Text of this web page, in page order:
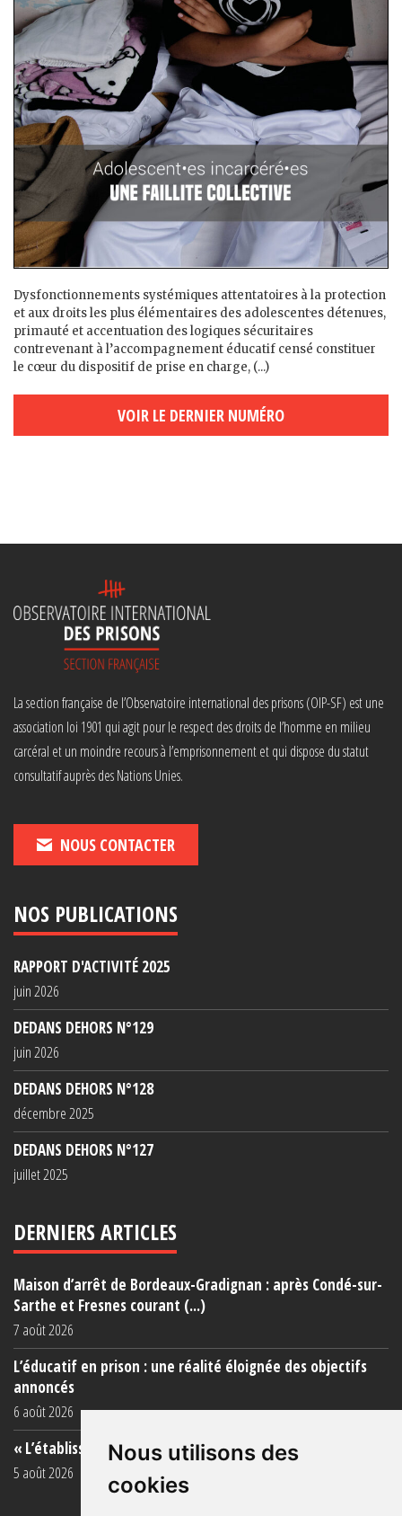
Nous utilisons des
cookies
Dysfonctionnements systémiques attentatoires à la protection
et aux droits les plus élémentaires des adolescent·es détenu·es,
primauté et accentuation des logiques sécuritaires
contrevenant à l’accompagnement éducatif censé constituer
le cœur du dispositif de prise en charge, (...)
VOIR LE DERNIER NUMÉRO
La section française de l’Observatoire international des prisons (OIP-SF) est une
association loi 1901 qui agit pour le respect des droits de l’homme en milieu
carcéral et un moindre recours à l’emprisonnement et qui dispose du statut
consultatif auprès des Nations Unies.
NOUS CONTACTER
NOS PUBLICATIONS
RAPPORT D'ACTIVITÉ 2025
juin 2026
DEDANS DEHORS N°129
juin 2026
DEDANS DEHORS N°128
décembre 2025
DEDANS DEHORS N°127
juillet 2025
DERNIERS ARTICLES
Maison d’arrêt de Bordeaux-Gradignan : après Condé-sur-
Sarthe et Fresnes courant (...)
7 août 2026
L’éducatif en prison : une réalité éloignée des objectifs
annoncés
6 août 2026
« L’établissement est une porcherie totale »
5 août 2026